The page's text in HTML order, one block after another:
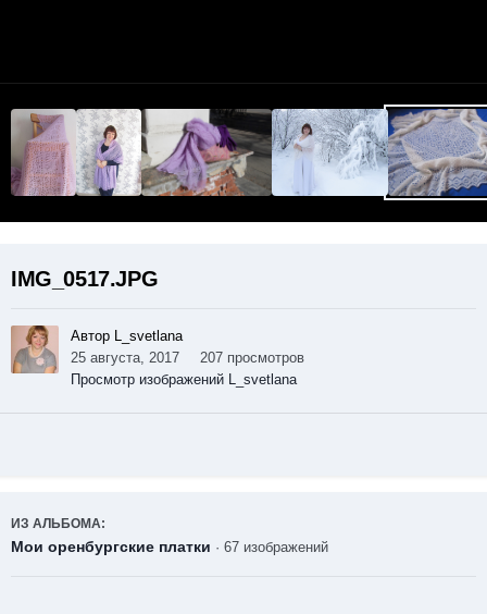
IMG_0517.JPG
Автор L_svetlana
25 августа, 2017
207 просмотров
Просмотр изображений L_svetlana
ИЗ АЛЬБОМА:
Мои оренбургские платки · 67 изображений